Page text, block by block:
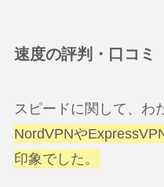
速度の評判・口コミ
スピードに関して、わ
NordVPNや
印象でした。